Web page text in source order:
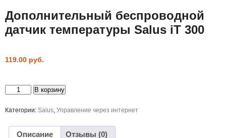
Дополнительный беспроводной
датчик температуры Salus iT 300
119.00 руб.
Количество
товара
беспроводной
Salus
В корзину
Категории: Salus, Управление через интернет
Описание Отзывы (0)